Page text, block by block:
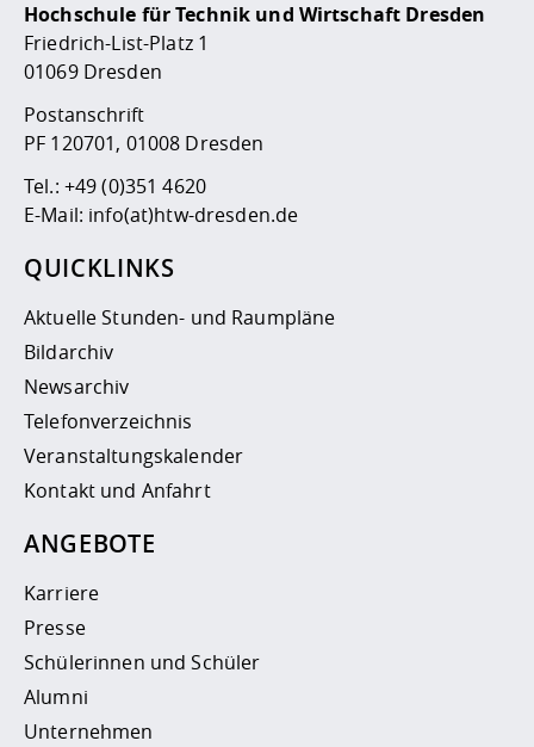
Hochschule für Technik und Wirtschaft Dresden
Friedrich-List-Platz 1
01069 Dresden
Postanschrift
PF 120701, 01008 Dresden
Tel.: +49 (0)351 4620
E-Mail: info(at)htw-dresden.de
QUICKLINKS
Aktuelle Stunden- und Raumpläne
Bildarchiv
Newsarchiv
Telefonverzeichnis
Veranstaltungskalender
Kontakt und Anfahrt
ANGEBOTE
Karriere
Presse
Schülerinnen und Schüler
Alumni
Unternehmen